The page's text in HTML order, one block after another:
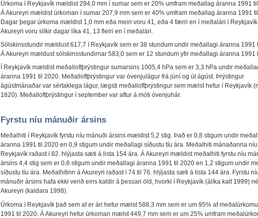
Úrkoma í Reykjavík mældist 294,0 mm í sumar sem er 20% umfram meðallag áranna 1991
Á Akureyri mældist úrkoman í sumar 207,9 mm sem er 40% umfram meðallag áranna 1991
Dagar þegar úrkoma mældist 1,0 mm eða meiri voru 41, eða 4 færri en í meðalári í
Akureyri voru slíkir dagar líka 41, 13 fleiri en í meðalári.
Sólskinsstundir mældust 617,7 í Reykjavík sem er 38 stundum undir meðallagi áranna 1991
Á Akureyri mældust sólskinsstundirnar 583,0 sem er 12 stundum yfir meðallagi áranna 1991
Í Reykjavík mældist meðalloftþrýstingur sumarsins 1005,4 hPa sem er 3,3 hPa undir
áranna 1991 til 2020. Meðalloftþrýstingur var óvenjulágur frá júní og út ágúst. Þrýstingur
ágústmánaðar var sértaklega lágur, lægsti meðalloftþrýstingur sem mælst hefur í Reykjavík
1820). Meðalloftþrýstingur í september var aftur á móti óvenjuhár.
Fyrstu níu mánuðir ársins
Meðalhiti í Reykjavík fyrstu níu mánuði ársins mældist 5,2 stig. Það er 0,8 stigum undir
áranna 1991 til 2020 en 0,9 stigum undir meðallagi síðustu tíu ára. Meðalhiti mánaðanna
Reykjavík raðast í 82. hlýjasta sæti á lista 154 ára. Á Akureyri mældist meðalhiti fyrstu níu
ársins 4,4 stig sem er 0,8 stigum undir meðallagi áranna 1991 til 2020 en 1,2 stigum undir
síðustu tíu ára. Meðalhitinn á Akureyri raðast í 74.til 76. hlýjasta sæti á lista 144 ára. Fyrstu
mánuðir ársins hafa ekki verið eins kaldir á þessari öld, hvorki í Reykjavík (álíka kalt 1999)
Akureyri (kaldara 1998).
Úrkoma í Reykjavík það sem af er ári hefur mælst 588,3 mm sem er um 95% af
1991 til 2020. Á Akureyri hefur úrkoman mælst 449,7 mm sem er um 25% umfram